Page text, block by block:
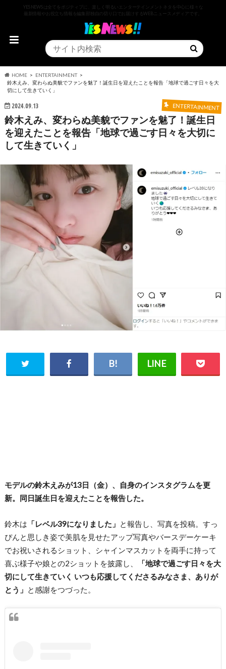
YESNEWSは全てをポジティブに、楽しく明るいエンターテインメントネタを中心に様々な
最新情報やお役立ち情報を編集部独自の切り口でお届けするWEBニュースメディアです。
HOME
ENTERTAINMENT
鈴木えみ、変わらぬ美貌でファンを魅了！誕生日を迎えたことを報告「地球で過ごす日々を大
切にして生きていく」
2024.09.13 ENTERTAINMENT
鈴木えみ、変わらぬ美貌でファンを魅了！誕生日
を迎えたことを報告「地球で過ごす日々を大切に
して生きていく」
モデルの鈴木えみが13日（金）、自身のインスタグラムを更
新。同日誕生日を迎えたことを報告した。
鈴木は 「レベル39になりました」 と報告し、写真を投稿。すっ
ぴんと思しき姿で美肌を見せたアップ写真やバースデーケーキ
でお祝いされるショット、シャインマスカットを両手に持って
喜ぶ様子や娘との2ショットを披露し、
「地球で過ごす日々を大
切にして生きていく いつも応援してくださるみなさま、ありが
とう」 と感謝をつづった。